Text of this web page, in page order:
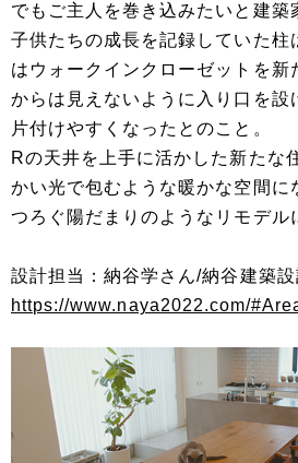
でもご主人を巻き込みたいと建築
子供たちの成長を記録していた柱
はウォークインクローゼットを新
からは見えないように入り口を設
片付けやすくなったとのこと。
Rの天井を上手に活かした新たな
かい光で包むような暖かな空間に
つろぐ陽だまりのようなリモデル
設計担当：納谷学さん/納谷建築
https://www.naya2022.com/